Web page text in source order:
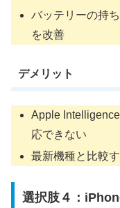
バッテリーの持
を改善
デメリット
Apple
応できない
最新機種と比較
選択肢４：